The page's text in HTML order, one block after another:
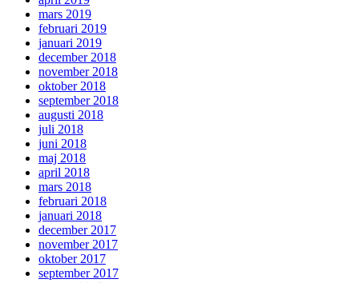
mars 2019
februari 2019
januari 2019
december 2018
november 2018
oktober 2018
september 2018
augusti 2018
juli 2018
juni 2018
maj 2018
april 2018
mars 2018
februari 2018
januari 2018
december 2017
november 2017
oktober 2017
september 2017